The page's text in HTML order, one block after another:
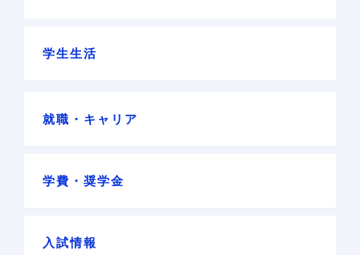
学生生活
就職・キャリア
学費・奨学金
入試情報